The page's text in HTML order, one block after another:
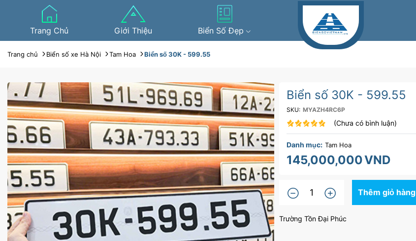
Trang Chủ Giới Thiệu Biển Số Đẹp
Trang chủ Biển số xe Hà Nội Tam Hoa Biển số 30K - 599.55
Biển số 30K - 599.55
SKU: MYAZH4RC6P
(Chưa có bình luận)
Danh mục: Tam Hoa
145,000,000VND
Thêm giỏ hàng
Trường Tồn Đại Phúc